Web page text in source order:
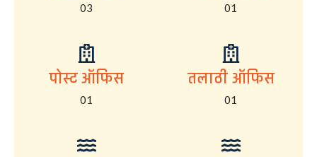
03 01
पोस्ट ऑफिस
01
तलाठी ऑफिस
01